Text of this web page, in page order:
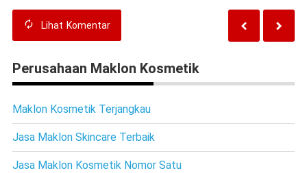
Lihat Komentar
Perusahaan Maklon Kosmetik
Maklon Kosmetik Terjangkau
Jasa Maklon Skincare Terbaik
Jasa Maklon Kosmetik Nomor Satu